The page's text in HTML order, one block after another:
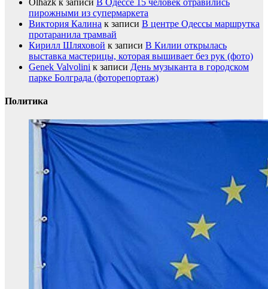
пирожными из супермаркета
Виктория Калина к записи В центре Одессы маршрутка
протаранила трамвай
Кирилл Шляховой к записи В Килии открылась
выставка мастерицы, которая вышивает без рук (фото)
Genek Valvolini к записи День музыканта в городском
парке Болграда (фоторепортаж)
Политика